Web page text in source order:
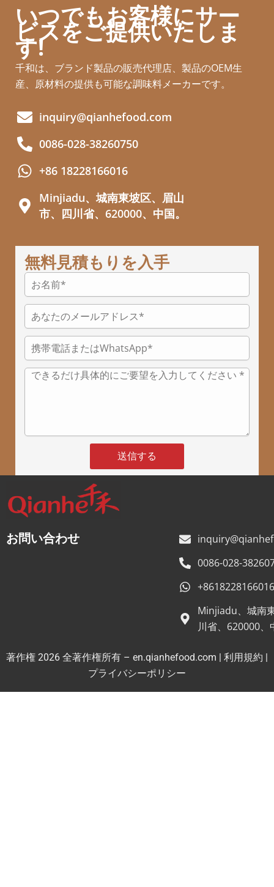
いつでもお客様にサー
ビスをご提供いたしま
す!
千和は、ブランド製品の販売代理店、製品のOEM生
産、原材料の提供も可能な調味料メーカーです。
inquiry@qianhefood.com
0086-028-38260750
+86 18228166016
Minjiadu、城南東坡区、眉山
市、四川省、620000、中国。
無料見積もりを入手
お
名
前
あ
な
た
の
メ
ー
ス
携
帯
電
話
h
s
p
p
メ
送信する
お問い合わせ
0086-028-
+8618228166016
Minjiadu、城南
川省、620000、
著作権 2026 全著作権所有 – en.qianhefood.com | 利用規約 |
プライバシーポリシー
サービスプロバイダー